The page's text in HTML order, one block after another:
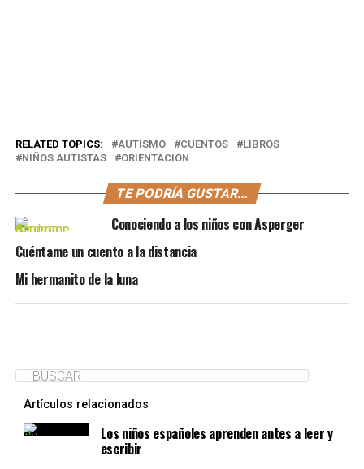
RELATED TOPICS: AUTISMO CUENTOS
LIBROS
NIÑOS AUTISTAS
ORIENTACIÓN
TE PODRÍA GUSTAR...
Conociendo a los niños con Asperger
Cuéntame un cuento a la distancia
Mi hermanito de la luna
Artículos relacionados
Los niños españoles aprenden antes a leer y
escribir